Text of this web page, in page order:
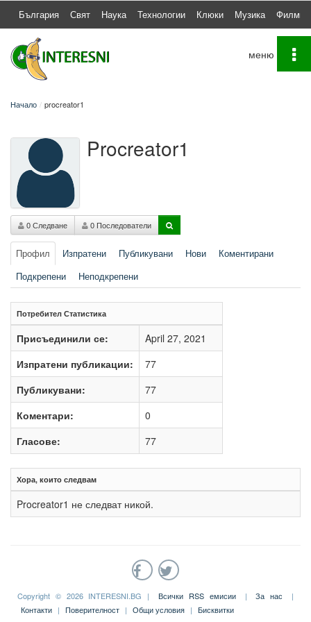
България Свят Наука Технологии Клюки Музика Филми
Начало procreator1
Procreator1
0 Следване 0 Последователи
Профил Изпратени Публикувани Нови
Коментирани
Подкрепени
Неподкрепени
Потребител Статистика
Присъединили се:
April 27, 2021
Изпратени публикации:
77
Публикувани:
77
Коментари:
0
Гласове:
77
Хора, които следвам
Procreator1 не следват никой.
Copyright © 2026 INTERESNI.BG | Всички RSS емисии | За нас
|
Контакти | Поверителност | Общи условия | Бисквитки